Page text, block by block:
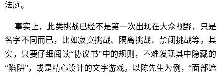
法庭。
事实上，此类挑战已经不是第一次出现在大众视野，只是
名字不同而已，比如寂寞挑战、隔离挑战、禁闭挑战等。其
实，只要仔细阅读“协议书”中的规则，不难发现其中隐藏的
“陷阱”，或是精心设计的文字游戏。以陈先生为例，“面部遮